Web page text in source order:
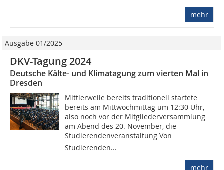
mehr
Ausgabe 01/2025
DKV-Tagung 2024
Deutsche Kälte- und Klimatagung zum vierten Mal in
Dresden
Mittlerweile bereits traditionell startete
bereits am Mittwochmittag um 12:30 Uhr,
also noch vor der Mitgliederversammlung
am Abend des 20. November, die
Studierendenveranstaltung Von
Studierenden...
mehr